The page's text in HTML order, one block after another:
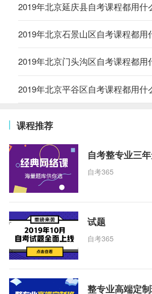
2019年北京延庆县自考课程都用什
2019年北京石景山区自考课程都用
2019年北京门头沟区自考课程都用
2019年北京平谷区自考课程都用什
课程推荐
自考整专业三
自考365
试题
自考365
整专业高端定